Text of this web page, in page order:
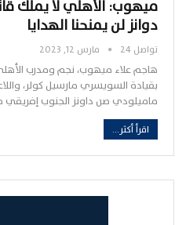
ميهوب: الأهلي لا يملك
دوانز لن يمنحنا الهدايا
تواصل 24 مارس 12, 2023
هاجم علاء ميهوب، نجم ومدرب
بقيادة السويسري مارسيل كولر،
ماميلودي صن داونز الجنوب
اقرأ أكثر...